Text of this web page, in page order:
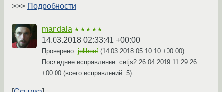
>>> Подробности
mandala ★★★★★
14.03.2018 02:33:41 +00:00
Проверено: jollheef (14.03.2018 05:10:10 +00:00)
Последнее исправление: cetjs2 26.04.2019 11:29:26
+00:00 (всего исправлений: 5)